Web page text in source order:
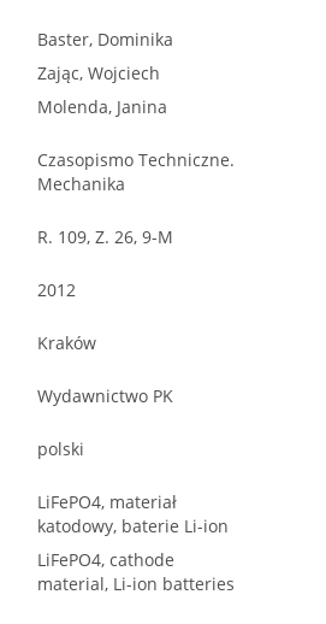
Baster, Dominika
Zając, Wojciech
Molenda, Janina
Czasopismo Techniczne.
Mechanika
R. 109, Z. 26, 9-M
2012
Kraków
Wydawnictwo PK
polski
LiFePO4, materiał
katodowy, baterie Li-ion
LiFePO4, cathode
material, Li-ion batteries